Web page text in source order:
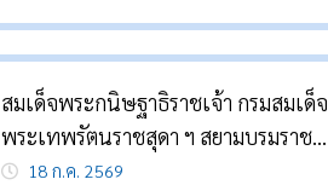
สมเด็จพระกนิษฐาธิราชเจ้า กรมสมเด็จ
พระเทพรัตนราชสุดา ฯ สยามบรมราช
กุมารี เสด็จพระราชดำเนินเป็นการส่วน
18 ก.ค. 2569